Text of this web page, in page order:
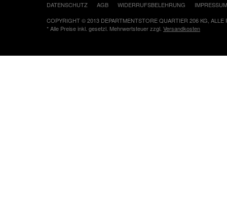
DATENSCHUTZ AGB WIDERRUFSBELEHRUNG
IMPRESSUM
COPYRIGHT © 2013 DEPARTMENTSTORE QUARTIER 206 KG, ALLE
* Alle Preise inkl. gesetzl. Mehrwertsteuer zzgl. Versandkosten